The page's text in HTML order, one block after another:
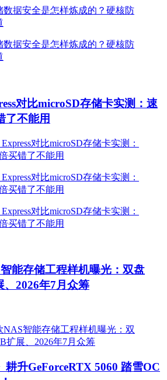
对比microSD存储卡实测：速
了不能用
能存储工程样机曝光：双盘
、2026年7月众筹
耕升GeForceRTX 5060 踏雪OC